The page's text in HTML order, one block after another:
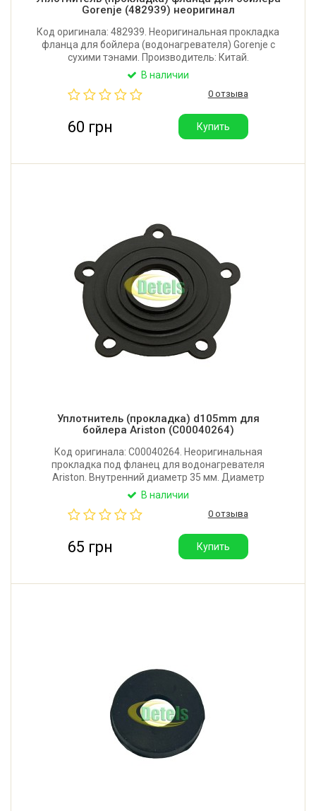
Gorenje (482939) неоригинал
Код оригинала: 482939. Неоригинальная прокладка
фланца для бойлера (водонагревателя) Gorenje с
сухими тэнами. Производитель: Китай.
В наличии
0 отзыва
60 грн Купить
Уплотнитель (прокладка) d105mm для
бойлера Ariston (C00040264)
Код оригинала: C00040264. Неоригинальная
прокладка под фланец для водонагревателя
Ariston. Внутренний диаметр 35 мм. Диаметр
внешней окружности 105 мм. Между центрами
В наличии
0 отзыва
65 грн Купить